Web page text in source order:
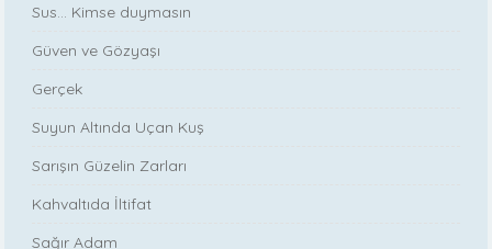
Sus... Kimse duymasın
Güven ve Gözyaşı
Gerçek
Suyun Altında Uçan Kuş
Sarışın Güzelin Zarları
Kahvaltıda İltifat
Sağır Adam